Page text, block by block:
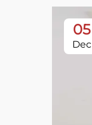
05
Dec